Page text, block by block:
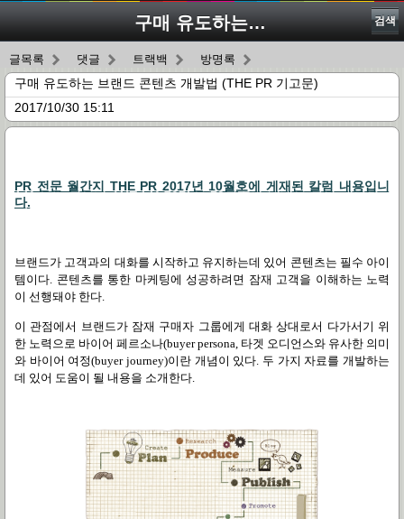
구매 유도하는 브랜드 콘텐츠 개발법 (THE PR 기고문) 검색
글목록 댓글 트랙백 방명록
구매 유도하는 브랜드 콘텐츠 개발법 (THE PR 기고문)
2017/10/30 15:11
PR 전문 월간지 THE PR 2017년 10월호에 게재된 칼럼 내용입니
다.
브랜드가 고객과의 대화를 시작하고 유지하는데 있어 콘텐츠는 필수 아이
템이다. 콘텐츠를 통한 마케팅에 성공하려면 잠재 고객을 이해하는 노력
이 선행돼야 한다.
이 관점에서 브랜드가 잠재 구매자 그룹에게 대화 상대로서 다가서기 위
한 노력으로 바이어 페르소나(buyer persona, 타겟 오디언스와 유사한 의미
와 바이어 여정(buyer journey)이란 개념이 있다. 두 가지 자료를 개발하는
데 있어 도움이 될 내용을 소개한다.